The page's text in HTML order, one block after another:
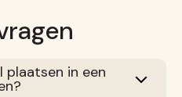
plaatsen in een